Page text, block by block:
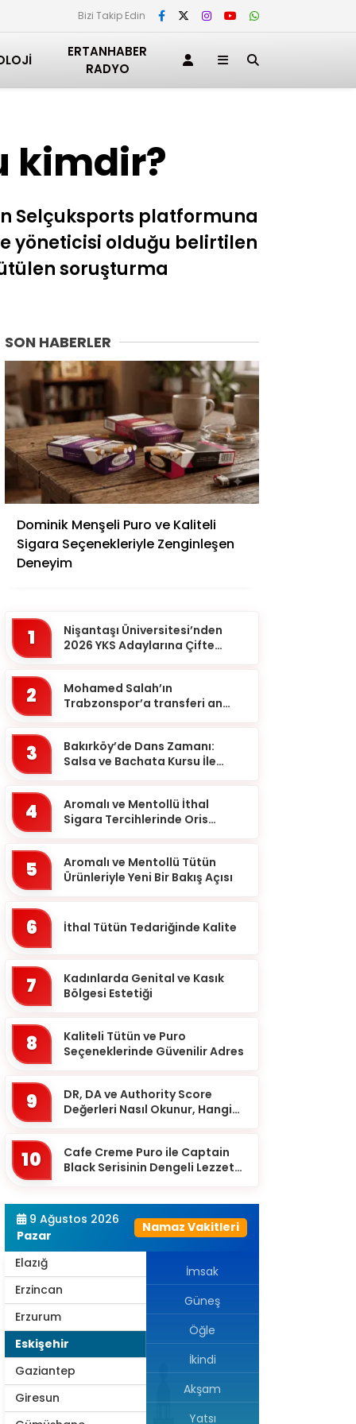
Bizi Takip Edin
ERTANHABER
RADYO
kimdir?
Selçuksports platformuna
yöneticisi olduğu belirtilen
soruşturma
SON HABERLER
Dominik Menşeli Puro ve Kaliteli
Sigara Seçenekleriyle Zenginleşen
Deneyim
1
Nişantaşı Üniversitesi’nden
2026 YKS Adaylarına Çifte
2
Mohamed Salah’ın
Trabzonspor’a transferi an
3
Bakırköy’de Dans Zamanı:
Salsa ve Bachata Kursu İle
4
Aromalı ve Mentollü İthal
Sigara Tercihlerinde Oris
5
Aromalı ve Mentollü Tütün
Ürünleriyle Yeni Bir Bakış Açısı
6 İthal Tütün Tedariğinde Kalite
7
Kadınlarda Genital ve Kasık
Bölgesi Estetiği
8
Kaliteli Tütün ve Puro
Seçeneklerinde Güvenilir Adres
9
DR, DA ve Authority Score
Değerleri Nasıl Okunur, Hangi
10
Cafe Creme Puro ile Captain
Black Serisinin Dengeli Lezzet
9 Ağustos 2026
Pazar
Namaz Vakitleri
Adana
Adıyaman
Afyonkarahisar
Amasya
Antalya
Artvin
Aydın
Balıkesir
Bartın
Batman
Bayburt
Bilecik
Bingöl
Bitlis
Bolu
Bursa
Çankırı
Çorum
Denizli
Diyarbakır
Düzce
Edirne
Elazığ
Erzincan
Erzurum
Eskişehir
Gaziantep
Giresun
İmsak
Güneş
Öğle
İkindi
Akşam
Yatsı